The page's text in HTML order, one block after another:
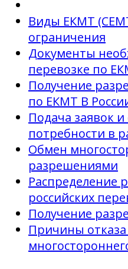
Виды ЕКМТ
ограничения
Документы
перевозке по
Получение
по ЕКМТ В
Подача заявок
потребности в
Обмен
разрешениями
Распределение
российских
Получение
Причины